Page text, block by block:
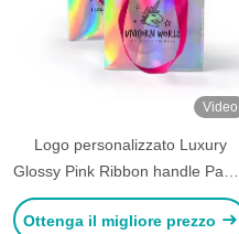
Video
Logo personalizzato Luxury
Glossy Pink Ribbon handle Paper
Bag Gift Craft Jewelry Cosmetic
Packaging Paper olografico
Ottenga il migliore prezzo